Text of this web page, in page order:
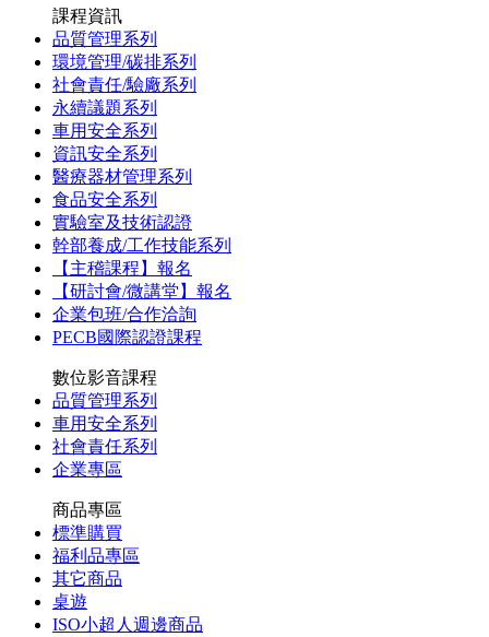
課程資訊
品質管理系列
環境管理/碳排系列
社會責任/驗廠系列
永續議題系列
車用安全系列
資訊安全系列
醫療器材管理系列
食品安全系列
實驗室及技術認證
幹部養成/工作技能系列
【主稽課程】報名
【研討會/微講堂】報名
企業包班/合作洽詢
PECB國際認證課程
數位影音課程
品質管理系列
車用安全系列
社會責任系列
企業專區
商品專區
標準購買
福利品專區
其它商品
桌遊
ISO小超人週邊商品